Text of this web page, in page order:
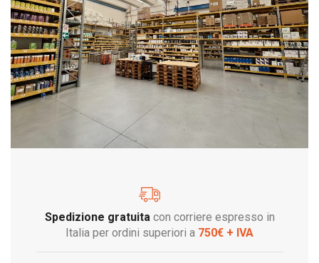
Spedizione gratuita con corriere espresso in
Italia per ordini superiori a 750€ + IVA